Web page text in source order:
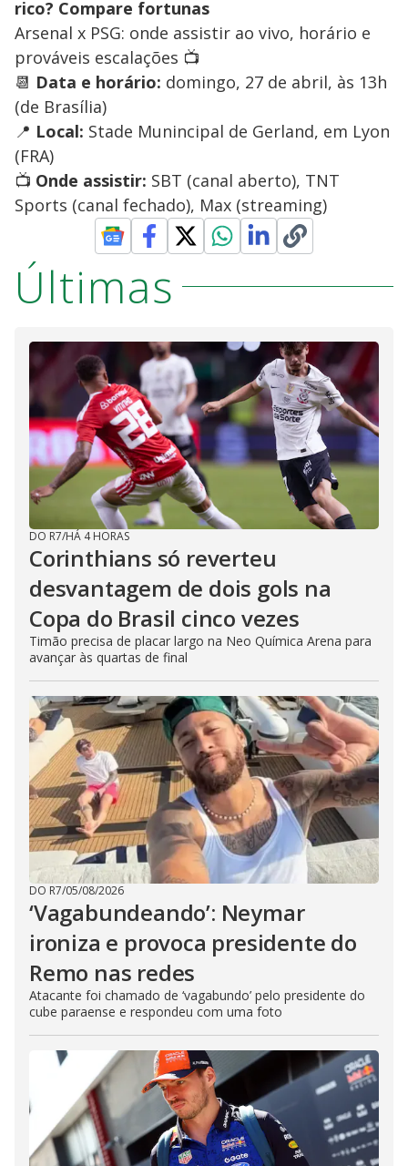
rico? Compare fortunas
Arsenal x PSG: onde assistir ao vivo, horário e
prováveis escalações 📺
📆 Data e horário: domingo, 27 de abril, às 13h
(de Brasília)
📍 Local: Stade Munincipal de Gerland, em Lyon
(FRA)
📺 Onde assistir: SBT (canal aberto), TNT
Sports (canal fechado), Max (streaming)
Últimas
DO R7/HÁ 4 HORAS
Corinthians só reverteu
desvantagem de dois gols na
Copa do Brasil cinco vezes
Timão precisa de placar largo na Neo Química Arena para
avançar às quartas de final
DO R7/05/08/2026
‘Vagabundeando’: Neymar
ironiza e provoca presidente do
Remo nas redes
Atacante foi chamado de ‘vagabundo’ pelo presidente do
cube paraense e respondeu com uma foto